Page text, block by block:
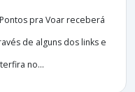
pra Voar receberá
de alguns dos links e
no...